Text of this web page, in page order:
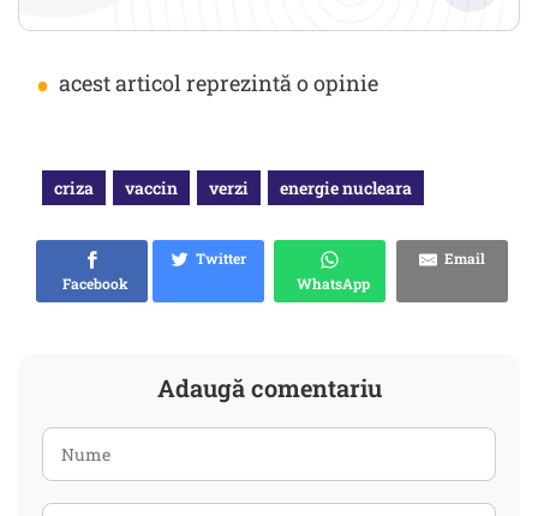
• acest articol reprezintă o opinie
criza vaccin verzi energie nucleara
Facebook
Twitter
WhatsApp
Email
Adaugă comentariu